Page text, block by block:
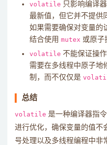
volatile 只影响编译
最新值，但它并不提供
如果需要确保对变量的
结合使用 mutex 或原子
volatile 不能保证操
需要在多线程中原子地
制，而不仅仅是
总结
volatile 是一种编译器指
进行优化，确保变量的值不
号处理以及多线程编程中非